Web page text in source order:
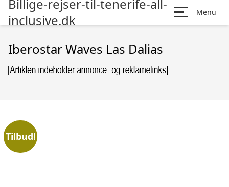
Billige-rejser-til-tenerife-all-
inclusive.dk
Menu
Iberostar Waves Las Dalias
Tilbud!